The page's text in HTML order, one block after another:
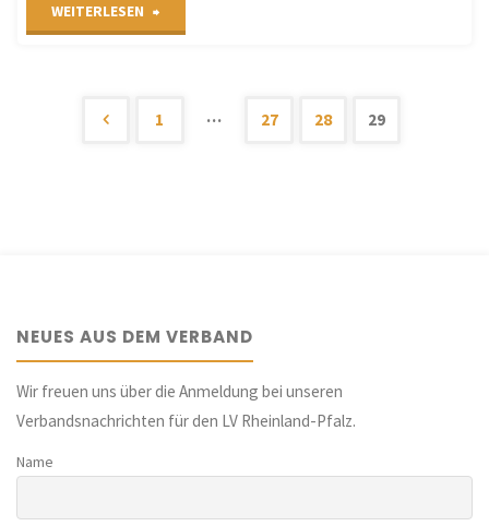
WEITERLESEN
1 … 27 28 29
NEUES AUS DEM VERBAND
Wir freuen uns über die Anmeldung bei unseren
Verbandsnachrichten für den LV Rheinland-Pfalz.
Name